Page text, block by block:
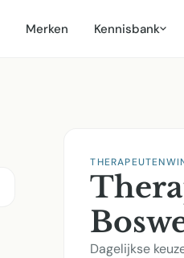
Merken Kennisbank
Dagelijkse